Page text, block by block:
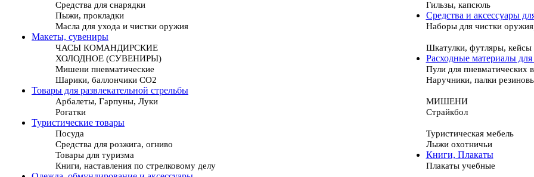
Средства для снарядки
Гильзы, капсюль
Пыжи, прокладки
Средства и аксессуары
Масла для ухода и чистки оружия
Наборы для чистки
Макеты, сувениры
ЧАСЫ КОМАНДИРСКИЕ
Шкатулки, футляры, кейсы
ХОЛОДНОЕ (СУВЕНИРЫ)
Расходные материалы
Мишени пневматические
Пули для пневматических
Шарики, баллончики СО2
Наручники, палки
Товары для развлекательной стрельбы
Арбалеты, Гарпуны, Луки
МИШЕНИ
Рогатки
Страйкбол
Туристические товары
Посуда
Туристическая мебель
Средства для розжига, огниво
Лыжи охотничьи
Товары для туризма
Книги, Плакаты
Книги, наставления по стрелковому делу
Плакаты учебные